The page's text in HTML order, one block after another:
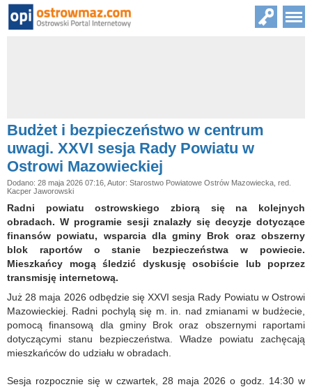
Budżet i bezpieczeństwo w centrum
uwagi. XXVI sesja Rady Powiatu w
Ostrowi Mazowieckiej
Dodano: 28 maja 2026 07:16, Autor: Starostwo Powiatowe Ostrów Mazowiecka, red.
Kacper Jaworowski
Radni powiatu ostrowskiego zbiorą się na kolejnych
obradach. W programie sesji znalazły się decyzje dotyczące
finansów powiatu, wsparcia dla gminy Brok oraz obszerny
blok raportów o stanie bezpieczeństwa w powiecie.
Mieszkańcy mogą śledzić dyskusję osobiście lub poprzez
transmisję internetową.
Już 28 maja 2026 odbędzie się XXVI sesja Rady Powiatu w Ostrowi
Mazowieckiej. Radni pochylą się m. in. nad zmianami w budżecie,
pomocą finansową dla gminy Brok oraz obszernymi raportami
dotyczącymi stanu bezpieczeństwa. Władze powiatu zachęcają
mieszkańców do udziału w obradach.
Sesja rozpocznie się w czwartek, 28 maja 2026 o godz. 14:30 w